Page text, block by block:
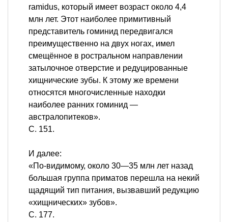
ramidus, который имеет возраст около 4,4
млн лет. Этот наиболее примитивный
представитель гоминид передвигался
преимущественно на двух ногах, имел
смещённое в ростральном направлении
затылочное отверстие и редуцированные
хищнические зубы. К этому же времени
относятся многочисленные находки
наиболее ранних гоминид —
австралопитеков».
С. 151.
И далее:
«По-видимому, около 30—35 млн лет назад
большая группа приматов перешла на некий
щадящий тип питания, вызвавший редукцию
«хищнических» зубов».
С. 177.